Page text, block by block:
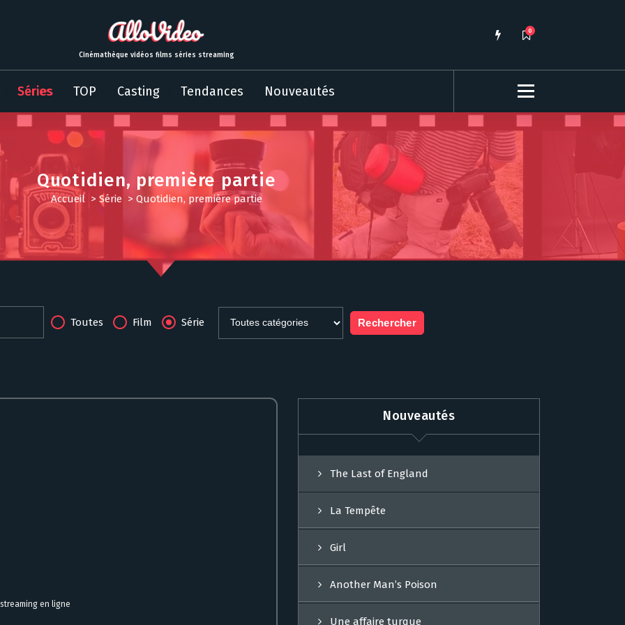
Cinémathèque vidéos films séries streaming
0
Séries TOP Casting Tendances Nouveautés
Quotidien, première partie
Accueil> Série > Quotidien, première partie
Toutes Film Série
en ligne
Nouveautés
The Last of England
La Tempête
Girl
Another Man’s Poison
Une affaire turque